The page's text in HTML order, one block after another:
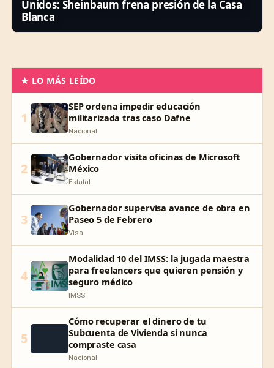
Unidos: Sheinbaum frena presión de la Casa
Blanca
★ LO MÁS LEÍDO
1
SEP ordena impedir educación
militarizada tras caso Dafne
Nacional
2
Gobernador visita oficinas de Microsoft
México
Estatal
3
Gobernador supervisa avance de obra en
Paseo 5 de Febrero
Visa
4
Modalidad 10 del IMSS: la jugada maestra
para freelancers que quieren pensión y
seguro médico
IMSS
5
Cómo recuperar el dinero de tu
Subcuenta de Vivienda si nunca
compraste casa
Nacional